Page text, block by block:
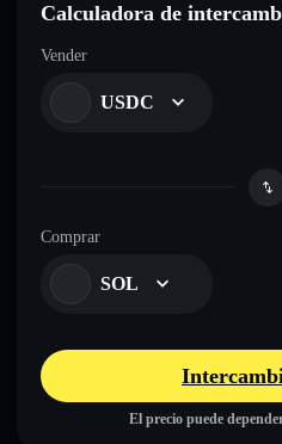
Calculadora de
Vender
USDC
Comprar
SOL
El precio puede